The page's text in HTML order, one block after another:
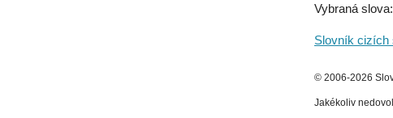
Vybraná slova:
Slovník cizích
© 2006-2026
Jakékoliv